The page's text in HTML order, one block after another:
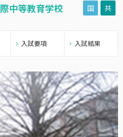
中等教育学校 国 共
入試要項 入試結果